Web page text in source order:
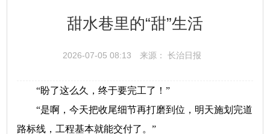
甜水巷里的“甜”生活
2026-07-05 08:13 来源： 长治日报
“盼了这么久，终于要完工了！”
“是啊，今天把收尾细节再打磨到位，明天施划完道
路标线，工程基本就能交付了。”